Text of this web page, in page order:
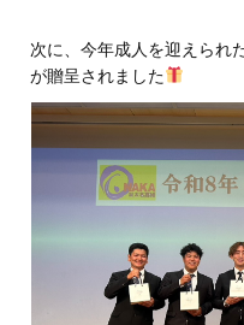
次に、今年成人を迎えられ
が贈呈されました